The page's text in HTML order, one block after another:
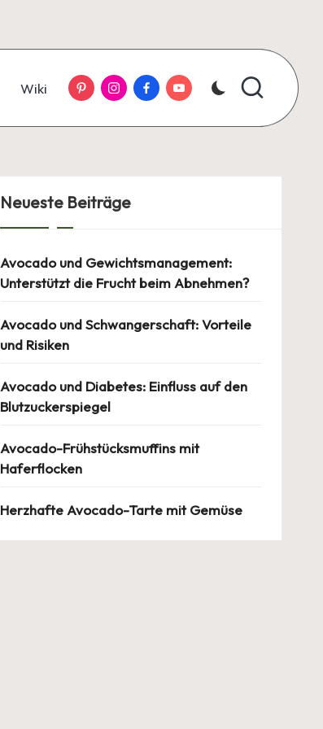
Wiki PinterestInstagramFacebookYouTube
Neueste Beiträge
Avocado und Gewichtsmanagement:
Unterstützt die Frucht beim Abnehmen?
Avocado und Schwangerschaft: Vorteile
und Risiken
Avocado und Diabetes: Einfluss auf den
Blutzuckerspiegel
Avocado-Frühstücksmuffins mit
Haferflocken
Herzhafte Avocado-Tarte mit Gemüse